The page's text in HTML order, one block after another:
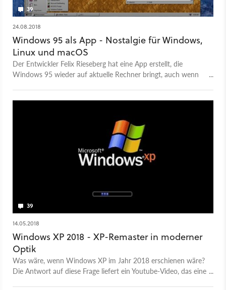
39
24.08.2018
Windows 95 als App - Nostalgie für Windows,
Linux und macOS
Der Entwickler Felix Rieseberg hat eine App erstellt, die
Windows 95 wieder auf aktuelle Rechner bringt, auch wenn
39
14.05.2018
Windows XP 2018 - XP-Remaster in moderner
Optik
Was wäre, wenn Windows XP im Jahr 2018 erschienen wäre?
Die Antwort auf diese Frage liefert ein Youtube-Video, das eine